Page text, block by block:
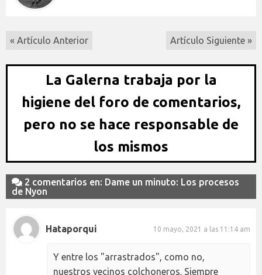
« Artículo Anterior Artículo Siguiente »
La Galerna trabaja por la
higiene del foro de comentarios,
pero no se hace responsable de
los mismos
2 comentarios en: Dame un minuto: Los procesos
de Nyon
Hataporqui 10 mayo, 2021 a las 11:14 am
Y entre los "arrastrados", como no,
nuestros vecinos colchoneros. Siempre